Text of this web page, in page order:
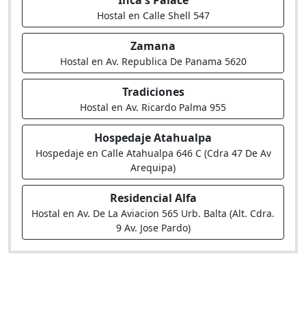
Hostal en Calle Shell 547
Zamana
Hostal en Av. Republica De Panama 5620
Tradiciones
Hostal en Av. Ricardo Palma 955
Hospedaje Atahualpa
Hospedaje en Calle Atahualpa 646 C (Cdra 47 De Av
Arequipa)
Residencial Alfa
Hostal en Av. De La Aviacion 565 Urb. Balta (Alt. Cdra.
9 Av. Jose Pardo)